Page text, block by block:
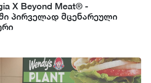
X Beyond Meat® -
პირველად მცენარეული